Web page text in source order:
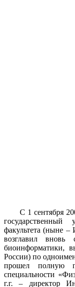
С 1 сентября
государственный
факультета (ныне –
возглавил вновь
биоинформатики,
России) по
прошел полную
специальности
г.г. – директор